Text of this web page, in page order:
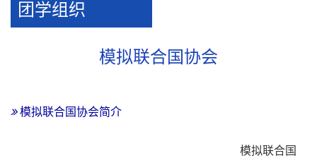
团学组织
模拟联合国协会
模拟联合国协会简介
模拟联合国